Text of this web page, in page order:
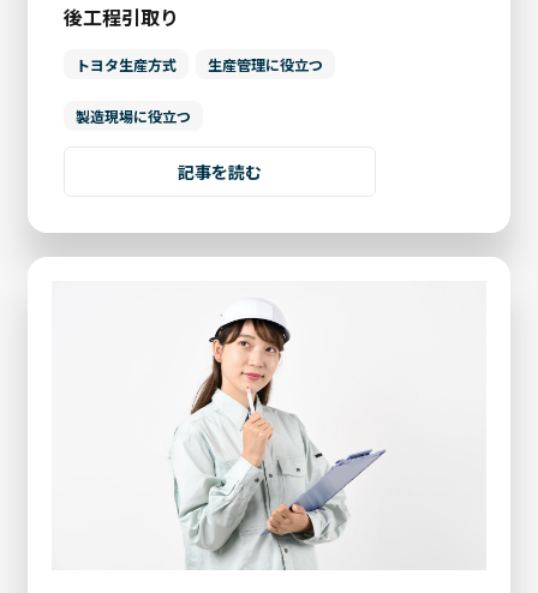
後工程引取り
トヨタ生産方式 生産管理に役立つ
製造現場に役立つ
記事を読む